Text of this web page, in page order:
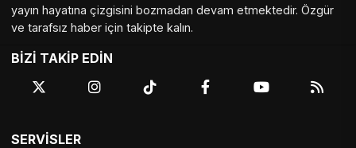
yayın hayatına çizgisini bozmadan devam etmektedir. Özgür
ve tarafsız haber için takipte kalın.
BİZİ TAKİP EDİN
SERVİSLER